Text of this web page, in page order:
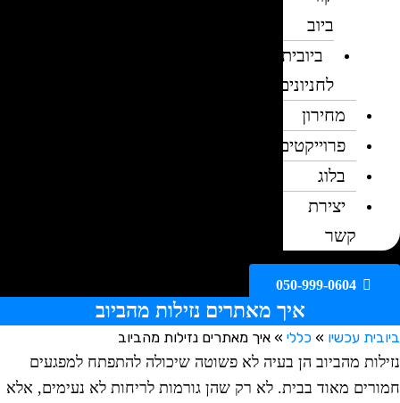
ביוב
ביובית
לחניונים
מחירון
פרוייקטים
בלוג
יצירת
קשר
050-999-0604
איך מאתרים נזילות מהביוב
עכשיו»כללי»איך מאתרים נזילות מהביוב
מהביוב הן בעיה לא פשוטה שיכולה להתפתח למפגעים
מאוד בבית. לא רק שהן גורמות לריחות לא נעימים, אלא